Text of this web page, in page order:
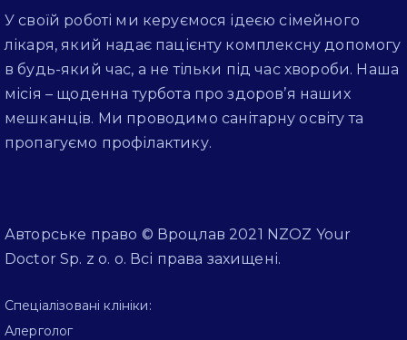
У своїй роботі ми керуємося ідеєю сімейного
лікаря, який надає пацієнту комплексну допомогу
в будь-який час, а не тільки під час хвороби. Наша
місія – щоденна турбота про здоров’я наших
мешканців. Ми проводимо санітарну освіту та
пропагуємо профілактику.
Авторське право © Вроцлав 2021 NZOZ Your
Doctor Sp. z o. o. Всі права захищені.
Спеціалізовані клініки:
Алерголог